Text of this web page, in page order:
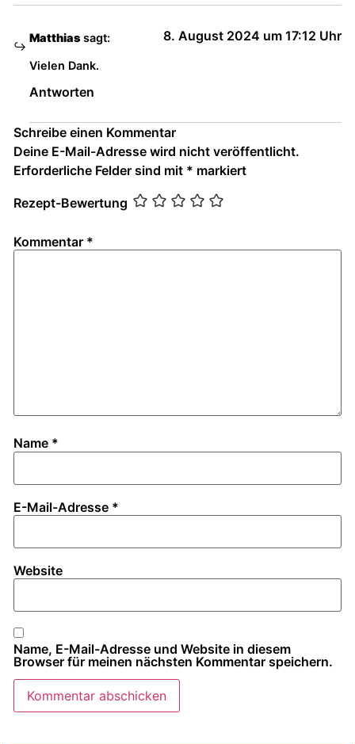
Matthias sagt: 8. August 2024 um 17:12 Uhr
Vielen Dank.
Antworten
Schreibe einen Kommentar
Deine E-Mail-Adresse wird nicht veröffentlicht.
Erforderliche Felder sind mit * markiert
Rezept-Bewertung
Kommentar *
Name *
E-Mail-Adresse *
Website
Name, E-Mail-Adresse und Website in diesem
Browser für meinen nächsten Kommentar speichern.